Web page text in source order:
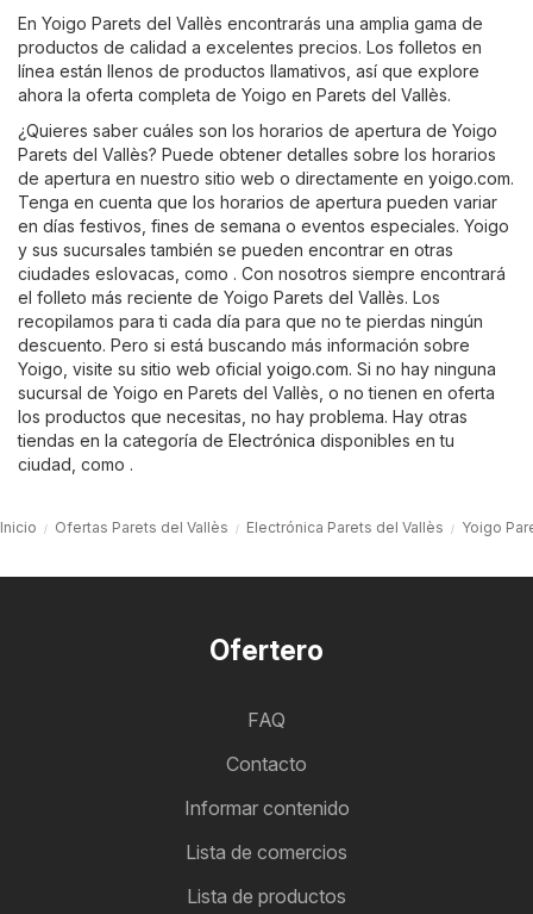
En Yoigo Parets del Vallès encontrarás una amplia gama de
productos de calidad a excelentes precios. Los folletos en
línea están llenos de productos llamativos, así que explore
ahora la oferta completa de Yoigo en Parets del Vallès.
¿Quieres saber cuáles son los horarios de apertura de Yoigo
Parets del Vallès? Puede obtener detalles sobre los horarios
de apertura en nuestro sitio web o directamente en yoigo.com.
Tenga en cuenta que los horarios de apertura pueden variar
en días festivos, fines de semana o eventos especiales. Yoigo
y sus sucursales también se pueden encontrar en otras
ciudades eslovacas, como . Con nosotros siempre encontrará
el folleto más reciente de Yoigo Parets del Vallès. Los
recopilamos para ti cada día para que no te pierdas ningún
descuento. Pero si está buscando más información sobre
Yoigo, visite su sitio web oficial yoigo.com. Si no hay ninguna
sucursal de Yoigo en Parets del Vallès, o no tienen en oferta
los productos que necesitas, no hay problema. Hay otras
tiendas en la categoría de Electrónica disponibles en tu
ciudad, como .
Inicio Ofertas Parets del Vallès Electrónica Parets del Vallès Yoigo
Ofertero
FAQ
Contacto
Informar contenido
Lista de comercios
Lista de productos